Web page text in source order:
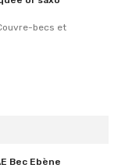
becs et
Bec Ebène